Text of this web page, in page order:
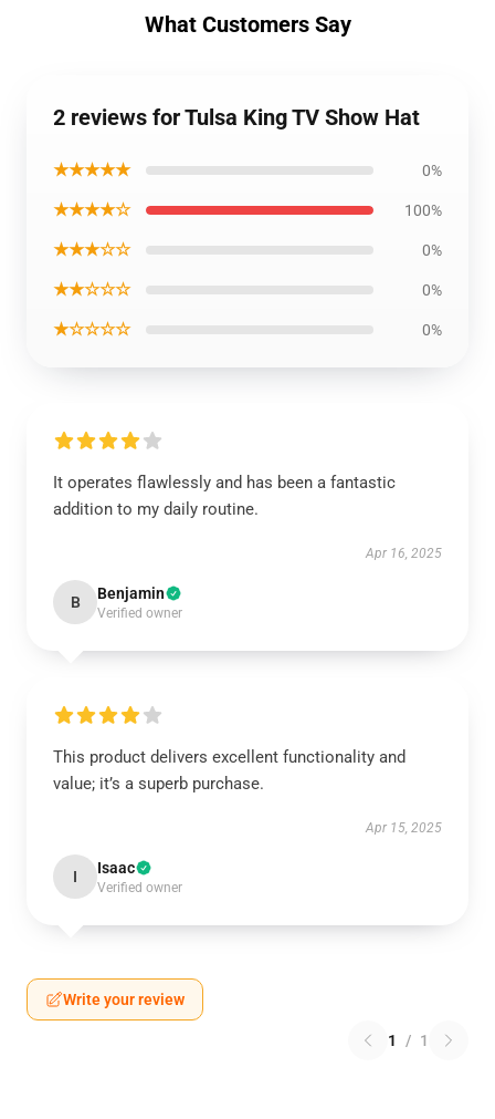
What Customers Say
2 reviews for Tulsa King TV Show Hat
★★★★★ 0%
★★★★☆ 100%
★★★☆☆ 0%
★★☆☆☆ 0%
★☆☆☆☆ 0%
It operates flawlessly and has been a fantastic
addition to my daily routine.
Apr 16, 2025
B Benjamin
Verified owner
This product delivers excellent functionality and
value; it’s a superb purchase.
Apr 15, 2025
I Isaac
Verified owner
Write your review
1 / 1